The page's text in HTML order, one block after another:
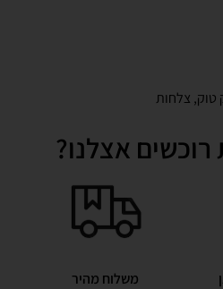
טוק, צלחות
אצלנו?
משלוח מהיר